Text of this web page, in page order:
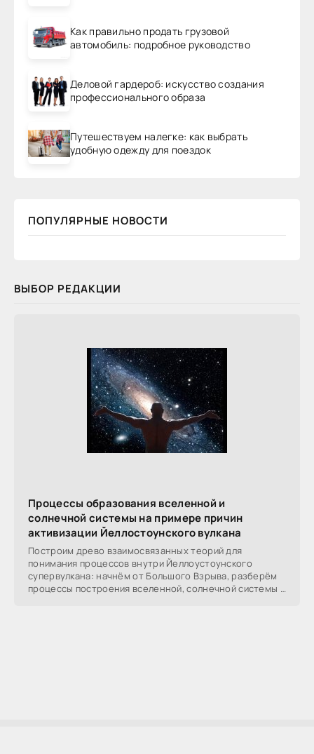
Как правильно продать грузовой
автомобиль: подробное руководство
Деловой гардероб: искусство создания
профессионального образа
Путешествуем налегке: как выбрать
удобную одежду для поездок
ПОПУЛЯРНЫЕ НОВОСТИ
ВЫБОР РЕДАКЦИИ
Процессы образования вселенной и
солнечной системы на примере причин
активизации Йеллостоунского вулкана
Построим древо взаимосвязанных теорий для
понимания процессов внутри Йеллоустоунского
супервулкана: начнём от Большого Взрыва, разберём
процессы построения вселенной, солнечной системы в